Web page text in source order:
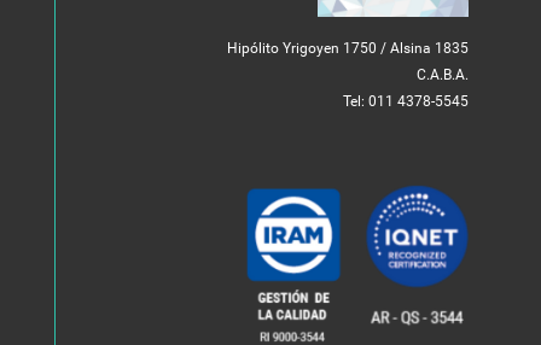
Hipólito Yrigoyen 1750 / Alsina 1835
C.A.B.A.
Tel: 011 4378-5545